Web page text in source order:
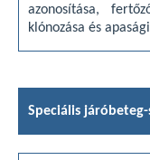
azonosítása,
klónozása és
Speciális